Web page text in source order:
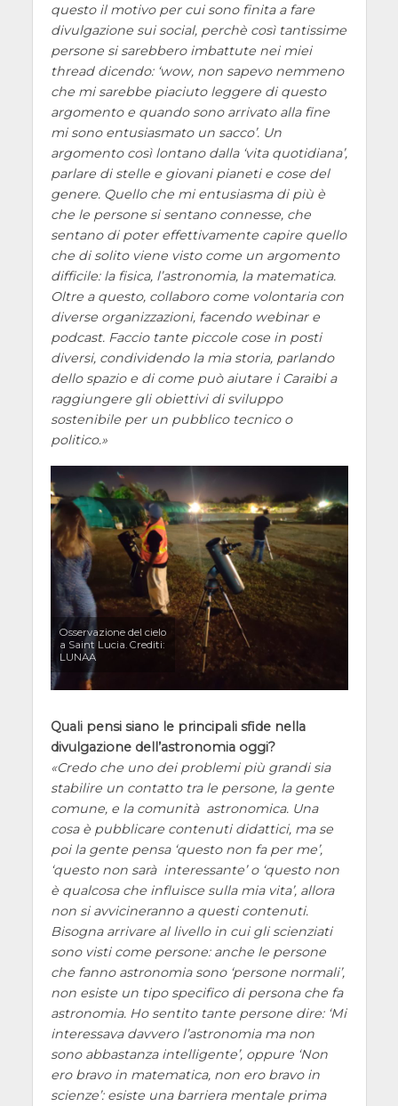
questo il motivo per cui sono finita a fare
divulgazione sui social, perchè così tantissime
persone si sarebbero imbattute nei miei
thread dicendo: wow, non sapevo nemmeno
che mi sarebbe piaciuto leggere di questo
argomento e quando sono arrivato alla fine
mi sono entusiasmato un sacco. Un
argomento così lontano dalla vita quotidiana,
parlare di stelle e giovani pianeti e cose del
genere. Quello che mi entusiasma di più è
che le persone si sentano connesse, che
sentano di poter effettivamente capire quello
che di solito viene visto come un argomento
difficile: la fisica, l’astronomia, la matematica.
Oltre a questo, collaboro come volontaria con
diverse organizzazioni, facendo webinar e
podcast. Faccio tante piccole cose in posti
diversi, condividendo la mia storia, parlando
dello spazio e di come può aiutare i Caraibi a
raggiungere gli obiettivi di sviluppo
sostenibile per un pubblico tecnico o
politico.
Osservazione del cielo
a Saint Lucia. Crediti:
LUNAA
Quali pensi siano le principali sfide nella
divulgazione dell’astronomia oggi?
Credo che uno dei problemi più grandi sia
stabilire un contatto tra le persone, la gente
comune, e la comunità astronomica. Una
cosa è pubblicare contenuti didattici, ma se
poi la gente pensa questo non fa per me,
questo non sarà interessanteo questo non
è qualcosa che influisce sulla mia vita, allora
non si avvicineranno a questi contenuti.
Bisogna arrivare al livello in cui gli scienziati
sono visti come persone: anche le persone
che fanno astronomia sono persone normali,
non esiste un tipo specifico di persona che fa
astronomia. Ho sentito tante persone dire: Mi
interessava davvero l’astronomia ma non
sono abbastanza intelligente, oppure Non
ero bravo in matematica, non ero bravo in
scienze: esiste una barriera mentale prima